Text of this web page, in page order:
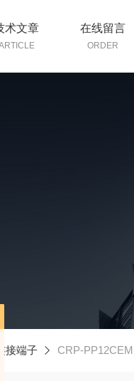
术文章 在线留言
ORDER
连接端子 CRP-